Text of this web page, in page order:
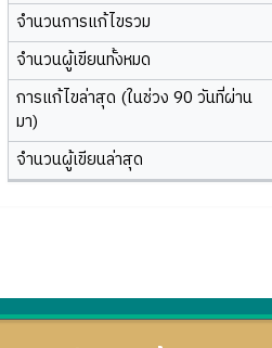
จำนวนการแก้ไขรวม
จำนวนผู้เขียนทั้งหมด
การแก้ไขล่าสุด (ในช่วง 90 วันที่ผ่าน
มา)
จำนวนผู้เขียนล่าสุด